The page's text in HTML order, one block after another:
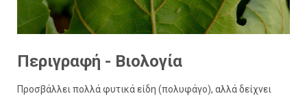
Περιγραφή - Βιολογία
Προσβάλλει πολλά φυτικά είδη (πολυφάγο), αλλά δείχνει